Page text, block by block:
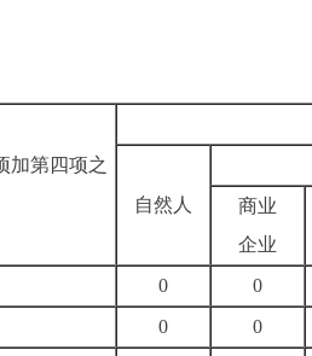
加第四项之
自然人
商业
企业
0 0
0 0